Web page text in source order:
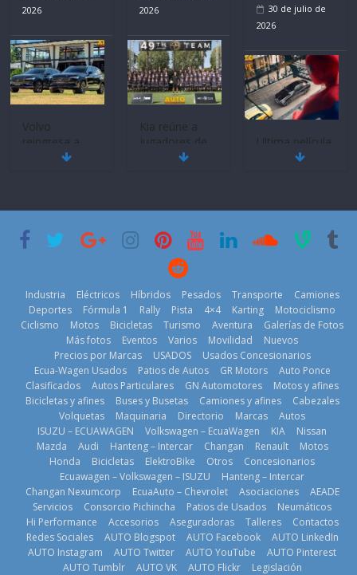
2026
Volvo
reingresa a
Ecuador de la
18 de julio de
2026
Mercado
automotor
ecuatoriano
creció un 28%
en julio de
2026
4 de agosto de
2026
Kia reúne a
jugadores de
fútbol de todo
2026
La Vuelta al
Ecuador 2026,
edición 47ª,
recorre 7
provincias en 8
días
1 de agosto de
2026
30 de julio de
2026
Ultima película
‘Spider‑Man:
29 de julio de
¿Qué puede
pasar con tu
vehículo si
permanece
varios días sin
usar?
3 de agosto de
2026
Industria Eléctricos Híbridos Pesados Transporte
Camiones
Deportes
Fórmula 1 Rally Pista 4×4 Karting
Motociclismo
Ciclismo
Motos Bicicletas Turismo Aventura
Galerías de Fotos
Más fotos
Eventos Varios Movilidad
Nuevos
Precios por Marcas
USADOS
Usados Concesionarios
Ecua-Wagen Usados
Patios de Autos GR Motors
Auto Ponce
Clasificados
Autos Particulares GN Automotores
Motos y afines
Bicicletas y afines
Buses y Busetas Camiones y afines
Cabezales
Volquetas
Maquinaria Directorio Marcas
Autos
ISUZU – ECUAWAGEN
Volkswagen – EcuaWagen KIA
Nissan
Mazda
Audi Hanteng – Intercar Changan Renault
Motos
Honda
Bicicletas ElektroBike Otros
Concesionarios
Ecuawagen – Volkswagen – ISUZU
Hanteng – Intercar
Changan Nexumcorp
EcuaAuto – Chevrolet Asociaciones
AEADE
Servicios
Consorcio Pichincha Patios de Usados
Neumáticos
Hi Performance
Accesorios Aseguradoras Talleres
Contactos
Redes Sociales
AUTO Blogspot AUTO Facebook
AUTO LinkedIn
AUTO Instagram
AUTO Twitter AUTO YouTube
AUTO Pinterest
AUTO Tumblr
AUTO VK AUTO Flickr Legislación